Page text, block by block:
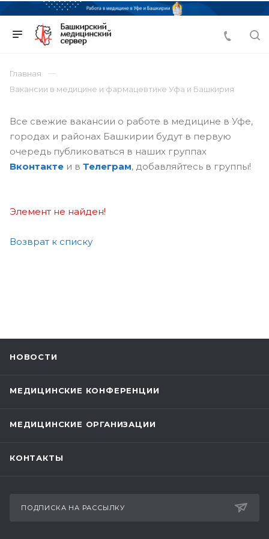
Главная
Вакансии в медицине и фармацевтике Уфа и Башкирия
Все свежие вакансии о работе в медицине в Уфе,
городах и районах Башкирии будут в первую
очередь публиковаться в наших группах
Вконтакте и в Телеграм, добавляйтесь в группы!
Элемент не найден!
Возврат к списку
НОВОСТИ
МЕДИЦИНСКИЕ КОНФЕРЕНЦИИ
МЕДИЦИНСКИЕ ОРГАНИЗАЦИИ
КОНТАКТЫ
ПОДПИСКА НА РАССЫЛКУ